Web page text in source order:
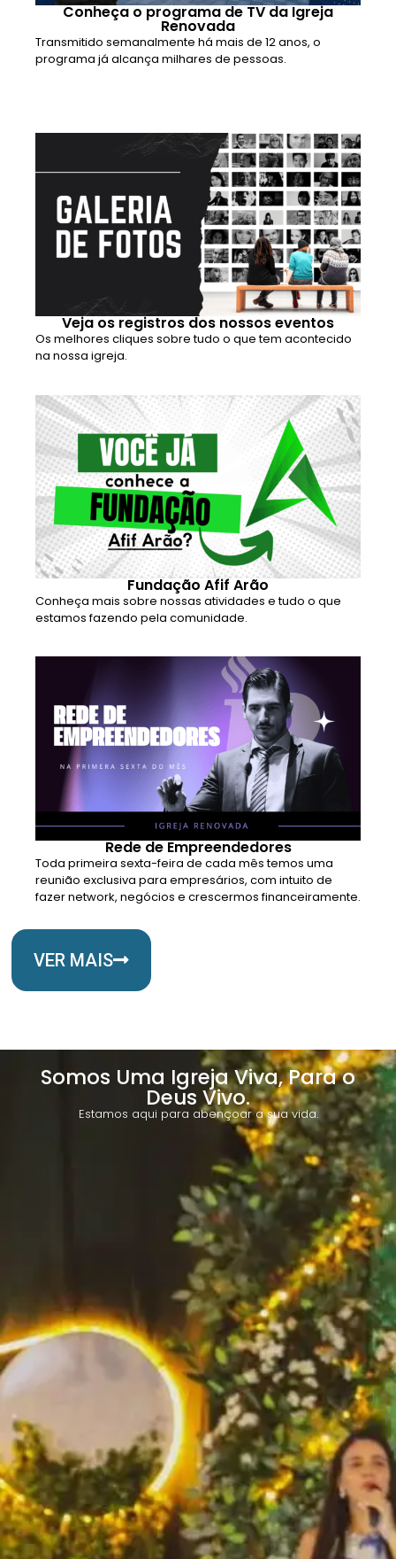
Conheça o programa de TV da Igreja
Renovada
Transmitido semanalmente há mais de 12 anos, o
programa já alcança milhares de pessoas.
Veja os registros dos nossos eventos
Os melhores cliques sobre tudo o que tem acontecido
na nossa igreja.
Fundação Afif Arão
Conheça mais sobre nossas atividades e tudo o que
estamos fazendo pela comunidade.
Rede de Empreendedores
Toda primeira sexta-feira de cada mês temos uma
reunião exclusiva para empresários, com intuito de
fazer network, negócios e crescermos financeiramente.
VER MAIS
Somos Uma Igreja Viva, Para o
Deus Vivo.
Estamos aqui para abençoar a sua vida.